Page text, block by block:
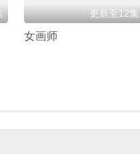
更新至12集
女画师